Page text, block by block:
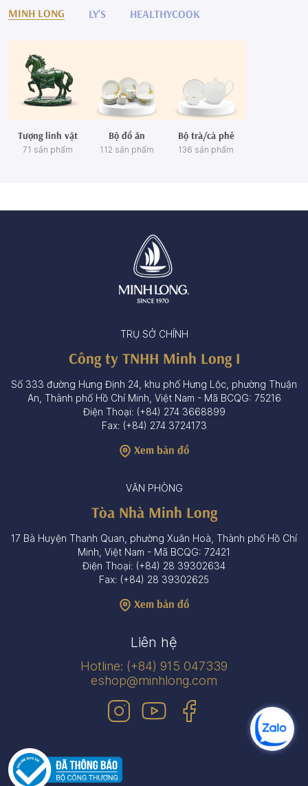
MINH LONG LY'S HEALTHYCOOK
Tượng linh vật
71 sản phẩm
Bộ đồ ăn
112 sản phẩm
Bộ trà/cà phê
136 sản phẩm
TRỤ SỞ CHÍNH
Công ty TNHH Minh Long I
Số 333 đường Hưng Định 24, khu phố Hưng Lộc, phường Thuận
An, Thành phố Hồ Chí Minh, Việt Nam - Mã BCQG: 75216
Điện Thoại: (+84) 274 3668899
Fax: (+84) 274 3724173
Xem bản đồ
VĂN PHÒNG
Tòa Nhà Minh Long
17 Bà Huyện Thanh Quan, phường Xuân Hoà, Thành phố Hồ Chí
Minh, Việt Nam - Mã BCQG: 72421
Điện Thoại: (+84) 28 39302634
Fax: (+84) 28 39302625
Xem bản đồ
Liên hệ
Hotline: (+84) 915 047339
eshop@minhlong.com